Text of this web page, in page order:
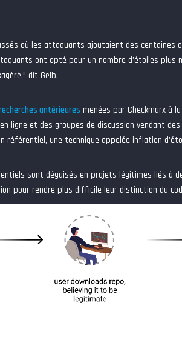
où les attaquants ajoutaient des centaines
ont opté pour un nombre d’étoiles plus
dit Gelb.
antérieures menées par Checkmarx à
ligne et des groupes de discussion vendant
référentiel, une technique appelée inflation
sont déguisés en projets légitimes liés à
pour rendre plus difficile leur distinction du